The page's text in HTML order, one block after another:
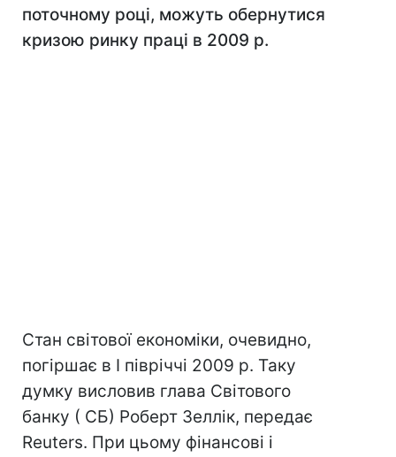
поточному році, можуть обернутися
кризою ринку праці в 2009 р.
Стан світової економіки, очевидно,
погіршає в I півріччі 2009 р. Таку
думку висловив глава Світового
банку ( СБ) Роберт Зеллік, передає
Reuters. При цьому фінансові і